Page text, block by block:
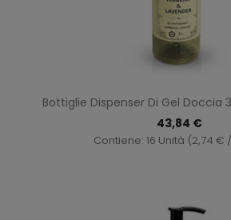
Bottiglie Dispenser Di Gel Doccia
43,84 €
Contiene: 16 Unità (2,74 €